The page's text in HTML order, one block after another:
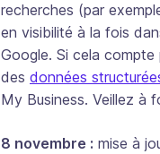
recherches (par
en visibilité à la fois
Google. Si cela compte
des données
My Business. Veillez à
8 novembre : mise à